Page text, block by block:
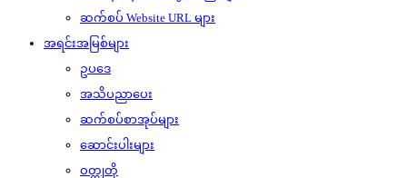
ဆက်စပ် Website URL များ
အရင်းအမြစ်များ
ဥပဒေ
အသိပညာပေး
ဆက်စပ်စာအုပ်များ
ဆောင်းပါးများ
ဝတ္ထုတို